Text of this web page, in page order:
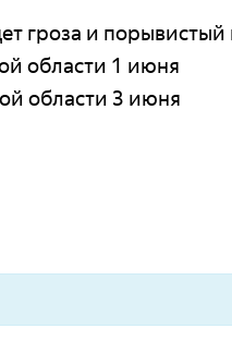
гроза и порывистый
области 1 июня
области 3 июня